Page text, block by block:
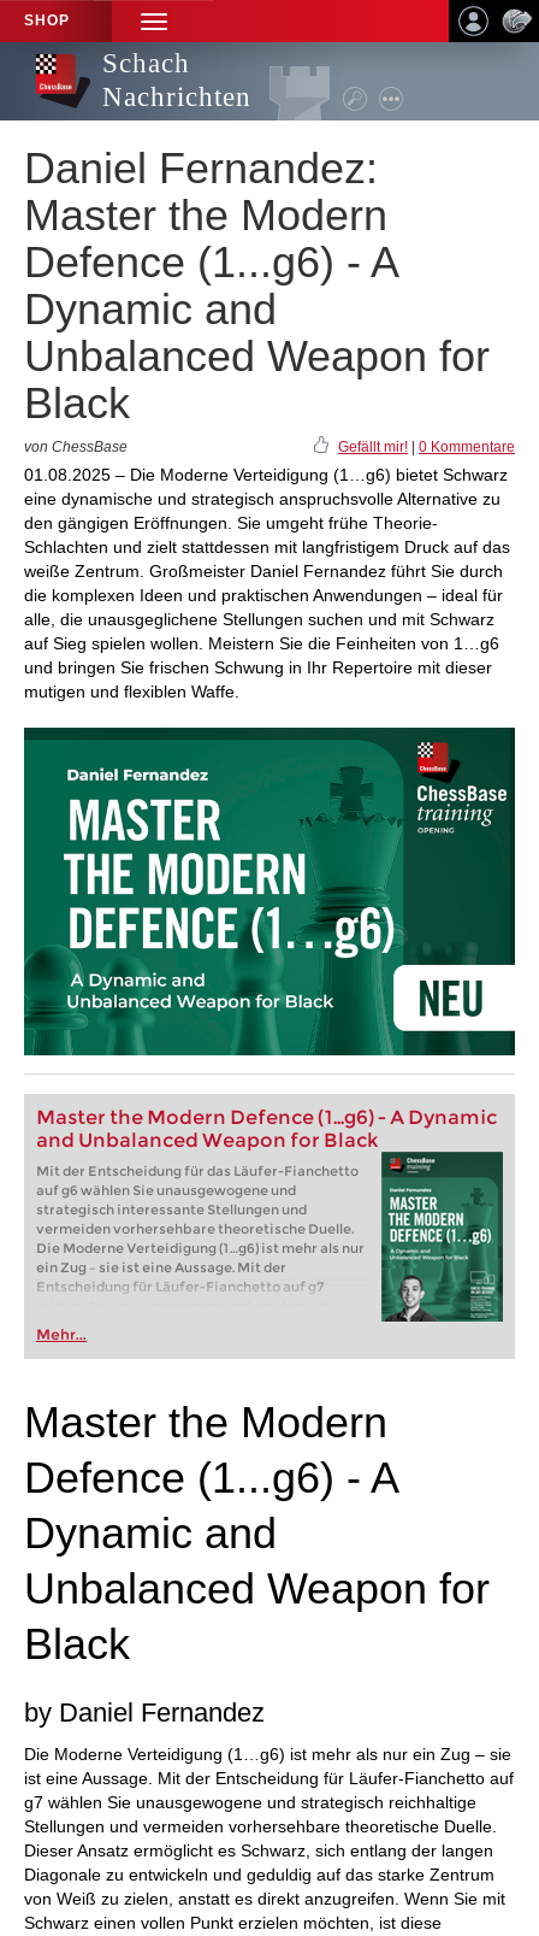
SHOP
TOGGLE
NAVIGATION
Schach
Nachrichten
Daniel Fernandez:
Master the Modern
Defence (1...g6) - A
Dynamic and
Unbalanced Weapon for
Black
von ChessBase Gefällt mir! 0 Kommentare
01.08.2025 – Die Moderne Verteidigung (1…g6) bietet Schwarz
eine dynamische und strategisch anspruchsvolle Alternative zu
den gängigen Eröffnungen. Sie umgeht frühe Theorie-
Schlachten und zielt stattdessen mit langfristigem Druck auf das
weiße Zentrum. Großmeister Daniel Fernandez führt Sie durch
die komplexen Ideen und praktischen Anwendungen – ideal für
alle, die unausgeglichene Stellungen suchen und mit Schwarz
auf Sieg spielen wollen. Meistern Sie die Feinheiten von 1…g6
und bringen Sie frischen Schwung in Ihr Repertoire mit dieser
mutigen und flexiblen Waffe.
Master the Modern Defence (1...g6) - A Dynamic
and Unbalanced Weapon for Black
Mit der Entscheidung für das Läufer-Fianchetto
auf g6 wählen Sie unausgewogene und
strategisch interessante Stellungen und
vermeiden vorhersehbare theoretische Duelle.
Die Moderne Verteidigung (1…g6) ist mehr als nur
ein Zug – sie ist eine Aussage. Mit der
Entscheidung für Läufer-Fianchetto auf g7
reichhaltige Stellungen und vermeiden
vorhersehbare theoretische Duelle. Dieser
Ansatz ermöglicht es Schwarz, sich entlang der
das starke Zentrum von Weiß zu zielen, anstatt es
direkt anzugreifen. Wenn Sie mit Schwarz einen
vollen Punkt erzielen möchten, ist diese
Eröffnung die perfekte Ergänzung für Ihr
Repertoire.
Kostenloses Videobeispiel:
Introduction
Kostenloses Videobeispiel:
King's Indian Links
4.c4 e5 Firouzja vs Carlsen
Mehr...
Master the Modern
Defence (1...g6) - A
Dynamic and
Unbalanced Weapon for
Black
by Daniel Fernandez
Die Moderne Verteidigung (1…g6) ist mehr als nur ein Zug – sie
ist eine Aussage. Mit der Entscheidung für Läufer-Fianchetto auf
g7 wählen Sie unausgewogene und strategisch reichhaltige
Stellungen und vermeiden vorhersehbare theoretische Duelle.
Dieser Ansatz ermöglicht es Schwarz, sich entlang der langen
Diagonale zu entwickeln und geduldig auf das starke Zentrum
von Weiß zu zielen, anstatt es direkt anzugreifen. Wenn Sie mit
Schwarz einen vollen Punkt erzielen möchten, ist diese